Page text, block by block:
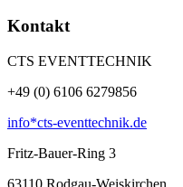
Kontakt
CTS EVENTTECHNIK
+49 (0) 6106 6279856
info*cts-eventtechnik.de
Fritz-Bauer-Ring 3
63110 Rodgau-Weiskirchen